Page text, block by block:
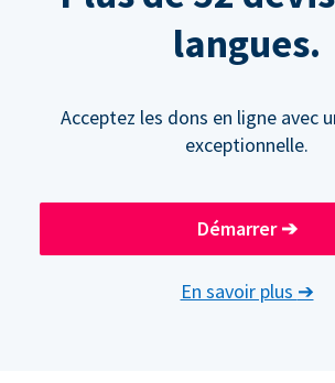
langues.
Acceptez les dons en ligne avec
exceptionnelle.
Démarrer➔
En savoir plus ➔